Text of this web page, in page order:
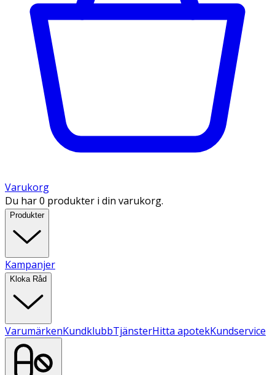
Varukorg
Du har 0 produkter i din varukorg.
Produkter
Kampanjer
Kloka Råd
VarumärkenKundklubbTjänsterHitta apotekKundservice